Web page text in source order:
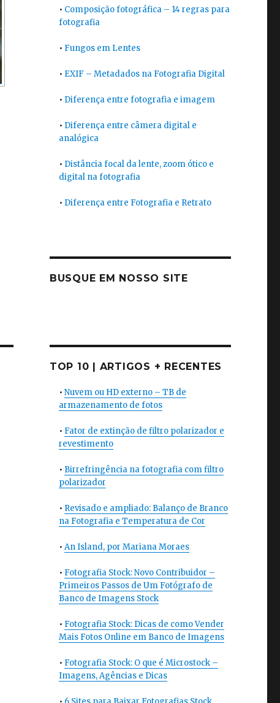
• Composição fotográfica – 14 regras para
fotografia
• Fungos em Lentes
• EXIF – Metadados na Fotografia Digital
• Diferença entre fotografia e imagem
• Diferença entre câmera digital e
analógica
• Distância focal da lente, zoom ótico e
digital na fotografia
• Diferença entre Fotografia e Retrato
BUSQUE EM NOSSO SITE
TOP 10 | ARTIGOS + RECENTES
• Nuvem ou HD externo – TB de
armazenamento de fotos
• Fator de extinção de filtro polarizador e
revestimento
• Birrefringência na fotografia com filtro
polarizador
• Revisado e ampliado: Balanço de Branco
na Fotografia e Temperatura de Cor
• An Island, por Mariana Moraes
• Fotografia Stock: Novo Contribuidor –
Primeiros Passos de Um Fotógrafo de
Banco de Imagens Stock
• Fotografia Stock: Dicas de como Vender
Mais Fotos Online em Banco de Imagens
• Fotografia Stock: O que é Microstock –
Imagens, Agências e Dicas